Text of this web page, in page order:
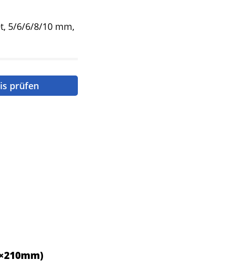
5/6/6/8/10 mm,
prüfen